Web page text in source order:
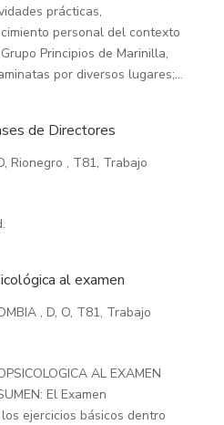
prácticas,
personal del contexto
Principios de Marinilla,
por diversos lugares;...
de Directores
, Rionegro , T81, Trabajo
al examen
, D, O, T81, Trabajo
AL EXAMEN
El Examen
ejercicios básicos dentro